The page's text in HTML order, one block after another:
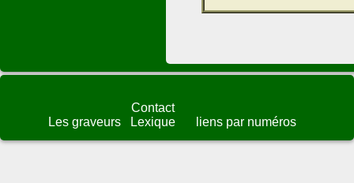
Les graveurs
Contact
Lexique
liens par numéros